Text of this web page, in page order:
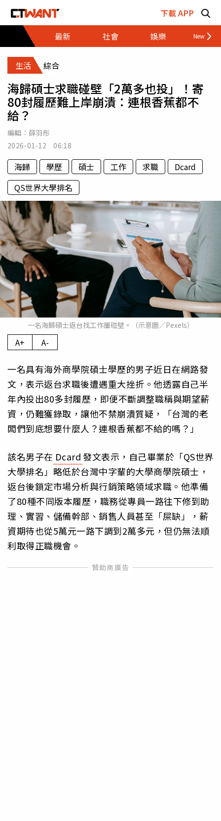
下載 APP
最新
社會 娛樂 財經
生活 綜合
海歸碩士求職碰壁「2萬多也投」！寄
80封履歷難上岸崩潰：連根香蕉都不
給？
編輯： 薛羽彤
2026-01-12 06:18
海歸 學歷 碩士 工作 求職
Dcard
QS世界大學排名
一名海歸碩士返台找工作屢碰壁。（示意圖／Pexels）
A+ A-
一名具有海外商學院碩士學歷的男子近日在網路發
文，表示返台求職後遭遇重大挫折。他透露自己半
年內投出80多封履歷，即便不斷調整職稱與期望薪
資，仍難獲錄取，讓他不禁崩潰質疑，「台灣的老
闆們到底想要什麼人？連根香蕉都不給的嗎？」
該名男子在 Dcard發文表示，自己畢業於「QS世界
大學排名」略低於台灣中字輩的大學商學院碩士，
返台後鎖定市場分析與行銷策略領域求職。他準備
了80種不同版本履歷，職務從專員一路往下修到助
理、實習、儲備幹部、銷售人員甚至「屎缺」，薪
資期待也從5萬元一路下調到2萬多元，但仍無法順
利取得正職機會。